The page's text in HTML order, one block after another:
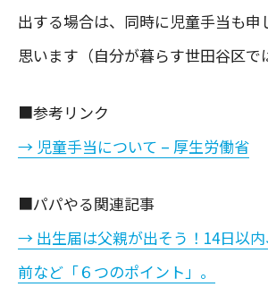
出する場合は、同時に児童手当も申
思います（自分が暮らす世田谷区で
■参考リンク
→ 児童手当について – 厚生労働省
■パパやる関連記事
→ 出生届は父親が出そう！14日以
前など「６つのポイント」。